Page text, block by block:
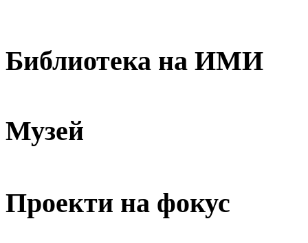
Библиотека на ИМИ
Музей
Проекти на фокус